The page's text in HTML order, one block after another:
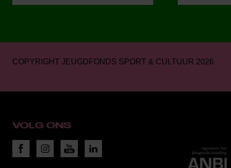
COPYRIGHT JEUGDFONDS SPORT & CULTUUR 2026
VOLG ONS